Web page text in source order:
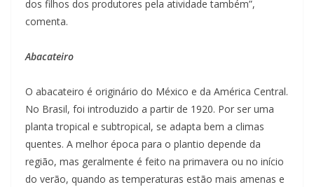
dos filhos dos produtores pela atividade também”,
comenta.
Abacateiro
O abacateiro é originário do México e da América Central.
No Brasil, foi introduzido a partir de 1920. Por ser uma
planta tropical e subtropical, se adapta bem a climas
quentes. A melhor época para o plantio depende da
região, mas geralmente é feito na primavera ou no início
do verão, quando as temperaturas estão mais amenas e